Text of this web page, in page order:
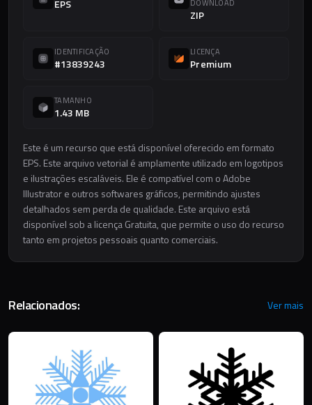
EPS
DOWNLOAD
ZIP
IDENTIFICAÇÃO
#13839243
LICENÇA
Premium
TAMANHO
1.43 MB
Este é um recurso que está disponível oferecido em formato
EPS. Este arquivo vetorial é amplamente utilizado em logotipos
e ilustrações escaláveis. Ele é compatível com o Adobe
Illustrator e outros softwares gráficos, permitindo ajustes
detalhados sem perda de qualidade. Este arquivo está
disponível sob a licença Gratuita, que permite o uso do recurso
tanto em projetos pessoais quanto comerciais.
Relacionados: Ver mais